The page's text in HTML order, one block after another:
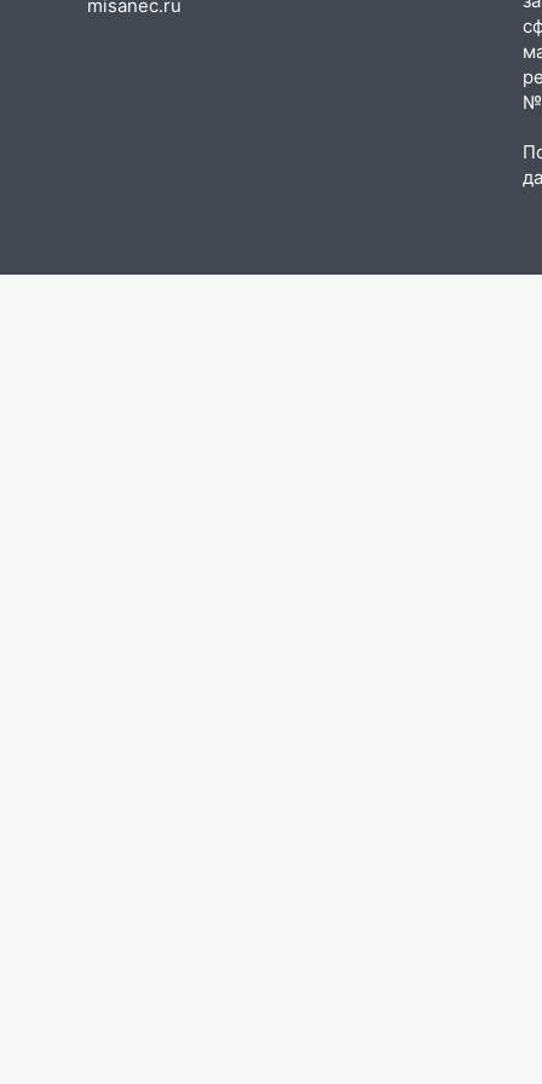
прогноз погоды в Ульяновской
misanec.ru